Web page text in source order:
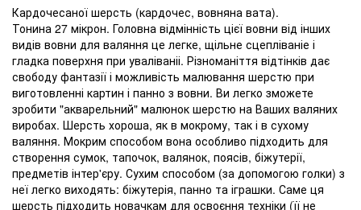
Кардочесаної шерсть (кардочес, вовняна вата).
Тонина 27 мікрон. Головна відмінність цієї вовни від інших
видів вовни для валяння це легке, щільне сцепліваніе і
гладка поверхня при уваліваніі. Різноманіття відтінків дає
свободу фантазії і можливість малювання шерстю при
виготовленні картин і панно з вовни. Ви легко зможете
зробити "акварельний" малюнок шерстю на Ваших валяних
виробах. Шерсть хороша, як в мокрому, так і в сухому
валяння. Мокрим способом вона особливо підходить для
створення сумок, тапочок, валянок, поясів, біжутерії,
предметів інтер'єру. Сухим способом (за допомогою голки) з
неї легко виходять: біжутерія, панно та іграшки. Саме ця
шерсть підходить новачкам для освоєння техніки (її не